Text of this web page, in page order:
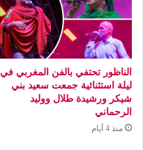
الناظور تحتفي بالفن المغربي في
ليلة استثنائية جمعت سعيد بني
شيكر ورشيدة طلال ووليد
الرحماني
منذ 4 أيام